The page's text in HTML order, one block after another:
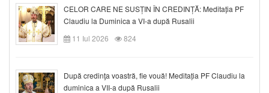
CELOR CARE NE SUSȚIN ÎN CREDINȚĂ: Meditația PF
Claudiu la Duminica a VI-a după Rusalii
11 Iul 2026
824
După credinţa voastră, fie vouă! Meditația PF Claudiu la
duminica a VII-a după Rusalii